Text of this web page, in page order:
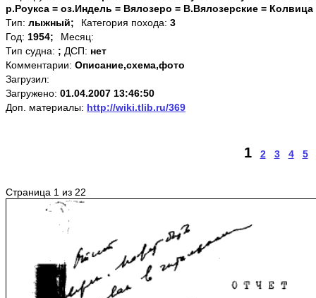
р.Роукса = оз.Индель = Вялозеро = В.Вялозерские = Колвица
Тип: лыжный; Категория похода: 3
Год: 1954;
Месяц:
Тип судна: ; ДСП: нет
Комментарии: Описание,схема,фото
Загрузил:
Загружено: 01.04.2007 13:46:50
Доп. материалы: http://wiki.tlib.ru/369
1 2 3 4 5
Страница 1 из 22